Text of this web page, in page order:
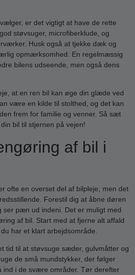
er det vigtigt at have de rette
støvsuger, microfiberklude, og
Husk også at tjekke dæk og
opmærksomhed. En regelmæssig
bilens udseende, men også dens
at en ren bil kan øge din glæde ved
være en kilde til stolthed, og det kan
frem for familie og venner. Så sæt
bil til stjernen på vejen!
af bil i
ofte en overset del af bilpleje, men det
Forestil dig at åbne døren
ser pæn ud indeni. Det er muligt med
af bil. Start med at fjerne alt affald
har et klart arbejdsområde.
tid til at støvsuge sæder, gulvmåtter og
de små mundstykker, der følger
ind i de svære områder. Tør derefter